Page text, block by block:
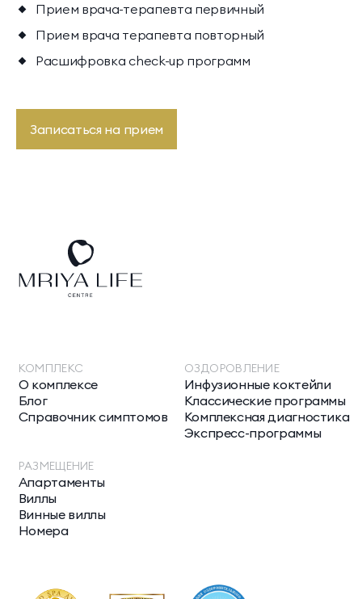
Прием врача-терапевта первичный
Прием врача терапевта повторный
Расшифровка check-up программ
Записаться на прием
КОМПЛЕКС
О комплексе
Блог
Справочник симптомов
ОЗДОРОВЛЕНИЕ
Инфузионные коктейли
Классические программы
Комплексная диагностика
Экспресс-программы
РАЗМЕЩЕНИЕ
Апартаменты
Виллы
Винные виллы
Номера